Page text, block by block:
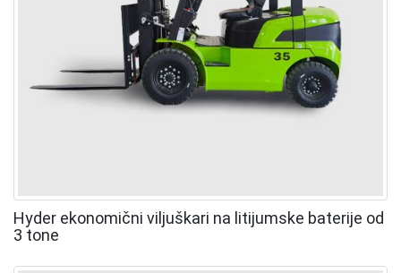
Hyder ekonomični viljuškari na litijumske baterije od
3 tone